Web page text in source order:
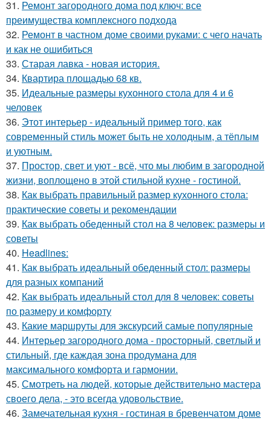
31. Ремонт загородного дома под ключ: все
преимущества комплексного подхода
32. Ремонт в частном доме своими руками: с чего начать
и как не ошибиться
33. Старая лавка - новая история.
34. Квартира площадью 68 кв.
35. Идеальные размеры кухонного стола для 4 и 6
человек
36. Этот интерьер - идеальный пример того, как
современный стиль может быть не холодным, а тёплым
и уютным.
37. Простор, свет и уют - всё, что мы любим в загородной
жизни, воплощено в этой стильной кухне - гостиной.
38. Как выбрать правильный размер кухонного стола:
практические советы и рекомендации
39. Как выбрать обеденный стол на 8 человек: размеры и
советы
40. Headlines:
41. Как выбрать идеальный обеденный стол: размеры
для разных компаний
42. Как выбрать идеальный стол для 8 человек: советы
по размеру и комфорту
43. Какие маршруты для экскурсий самые популярные
44. Интерьер загородного дома - просторный, светлый и
стильный, где каждая зона продумана для
максимального комфорта и гармонии.
45. Смотреть на людей, которые действительно мастера
своего дела, - это всегда удовольствие.
46. Замечательная кухня - гостиная в бревенчатом доме